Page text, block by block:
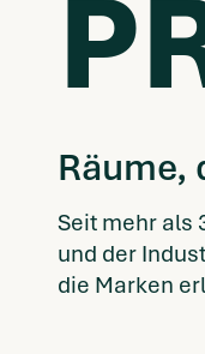
Räume,
Seit mehr als
und der
die Marken